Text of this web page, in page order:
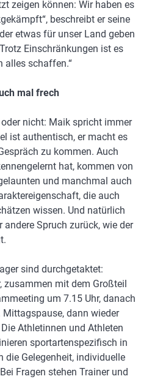
zeigen können: Wir haben es
beschreibt er seine
etwas für unser Land geben
Einschränkungen ist es
alles schaffen.“
mal frech
nicht: Maik spricht immer
ist authentisch, er macht es
zu kommen. Auch
hat, kommen von
und manchmal auch
die auch
wissen. Und natürlich
Spruch zurück, wie der
sind durchgetaktet:
zusammen mit dem Großteil
um 7.15 Uhr, danach
dann wieder
Athletinnen und Athleten
sportartenspezifisch in
die Gelegenheit, individuelle
Fragen stehen Trainer und